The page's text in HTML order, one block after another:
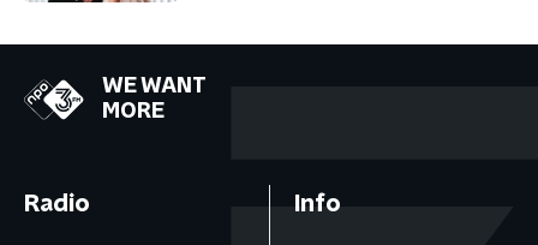
WE WANT
MORE
Radio Info